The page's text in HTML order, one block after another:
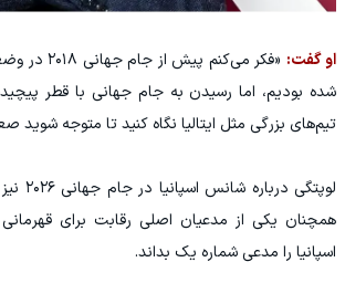
او گفت:
«فکر می‌کنم
شده بودیم، اما رسیدن به جام جهانی با قطر
تیم‌های بزرگی مثل ایتالیا نگاه کنید تا متوجه
همچنان یکی از مدعیان اصلی رقابت برای
اسپانیا را مدعی شماره یک بداند.